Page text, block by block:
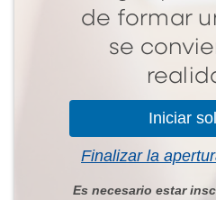
de formar
se
Iniciar
Finalizar la
Es necesario estar